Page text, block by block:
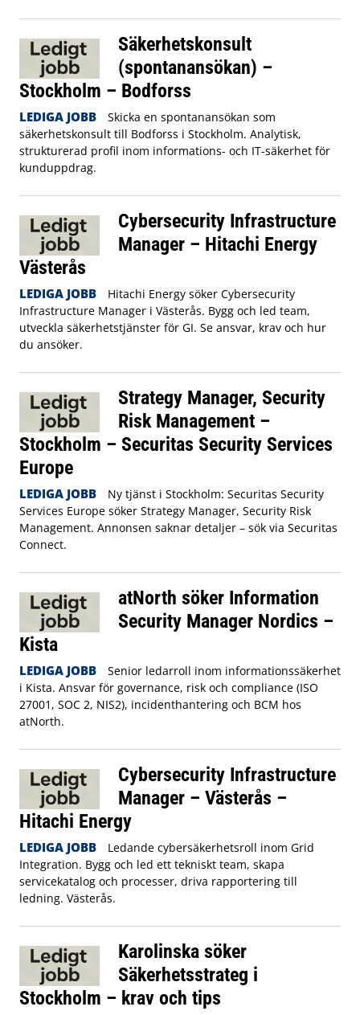
Säkerhetskonsult
(spontanansökan) –
Stockholm – Bodforss
LEDIGA JOBB
Skicka en spontanansökan som
säkerhetskonsult till Bodforss i Stockholm. Analytisk,
strukturerad profil inom informations- och IT-säkerhet för
kunduppdrag.
Cybersecurity Infrastructure
Manager – Hitachi Energy
Västerås
LEDIGA JOBB
Hitachi Energy söker Cybersecurity
Infrastructure Manager i Västerås. Bygg och led team,
utveckla säkerhetstjänster för GI. Se ansvar, krav och hur
du ansöker.
Strategy Manager, Security
Risk Management –
Stockholm – Securitas Security Services
Europe
LEDIGA JOBB
Ny tjänst i Stockholm: Securitas Security
Services Europe söker Strategy Manager, Security Risk
Management. Annonsen saknar detaljer – sök via Securitas
Connect.
atNorth söker Information
Security Manager Nordics –
Kista
LEDIGA JOBB
Senior ledarroll inom informationssäkerhet
i Kista. Ansvar för governance, risk och compliance (ISO
27001, SOC 2, NIS2), incidenthantering och BCM hos
atNorth.
Cybersecurity Infrastructure
Manager – Västerås –
Hitachi Energy
LEDIGA JOBB
Ledande cybersäkerhetsroll inom Grid
Integration. Bygg och led ett tekniskt team, skapa
servicekatalog och processer, driva rapportering till
ledning. Västerås.
Karolinska söker
Säkerhetsstrateg i
Stockholm – krav och tips